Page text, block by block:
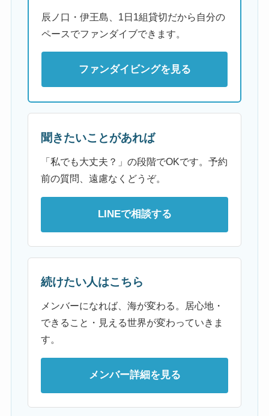
辰ノ口・伊王島、1日1組貸切だから自分の
ペースでファンダイブできます。
ファンダイビングを見る
聞きたいことがあれば
「私でも大丈夫？」の段階でOKです。予約
前の質問、遠慮なくどうぞ。
LINEで相談する
続けたい人はこちら
メンバーになれば、海が変わる。居心地・
できること・見える世界が変わっていきま
す。
メンバー詳細を見る